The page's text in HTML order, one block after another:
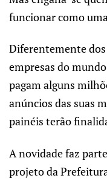
funcionar como
Diferentemente
empresas do
pagam alguns
anúncios das suas
painéis terão
A novidade faz
projeto da